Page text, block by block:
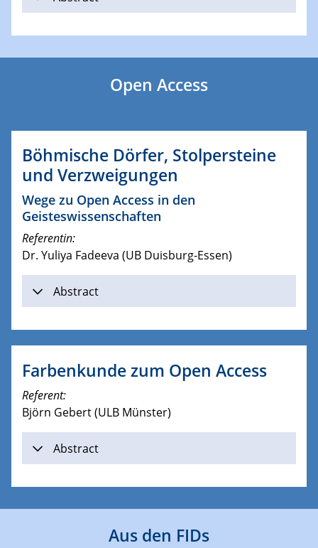
Open Access
Böhmische Dörfer, Stolpersteine
und Verzweigungen
Wege zu Open Access in den
Geisteswissenschaften
Referentin:
Dr. Yuliya Fadeeva (UB Duisburg-Essen)
Abstract
Farbenkunde zum Open Access
Referent:
Björn Gebert (ULB Münster)
Abstract
Aus den FIDs